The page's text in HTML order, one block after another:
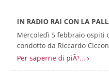
IN RADIO RAI CON LA
Mercoledì 5 febbraio ospiti
condotto da Riccardo
Per saperne di piÃ¹...